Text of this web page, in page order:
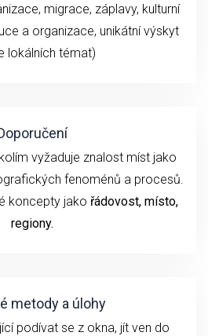
migrace, záplavy, kulturní
a organizace, unikátní výskyt
lokálních témat)
vyžaduje znalost míst jako
fenoménů a procesů.
koncepty jako řádovost, místo,
regiony.
metody a úlohy
podívat se z okna, jít ven do